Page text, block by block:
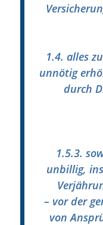
1.4. alles
unnötig
durch
1.5.3.
unbillig,
– vor der
von